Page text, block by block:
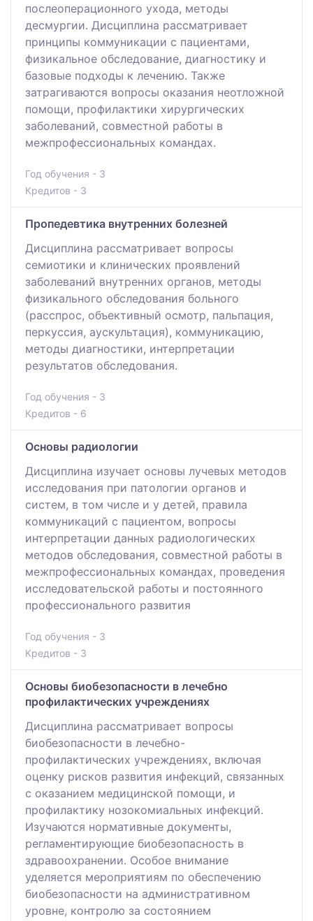
послеоперационного ухода, методы
десмургии. Дисциплина рассматривает
принципы коммуникации с пациентами,
физикальное обследование, диагностику и
базовые подходы к лечению. Также
затрагиваются вопросы оказания неотложной
помощи, профилактики хирургических
заболеваний, совместной работы в
межпрофессиональных командах.
Год обучения - 3
Кредитов - 3
Пропедевтика внутренних болезней
Дисциплина рассматривает вопросы
семиотики и клинических проявлений
заболеваний внутренних органов, методы
физикального обследования больного
(расспрос, объективный осмотр, пальпация,
перкуссия, аускультация), коммуникацию,
методы диагностики, интерпретации
результатов обследования.
Год обучения - 3
Кредитов - 6
Основы радиологии
Дисциплина изучает основы лучевых методов
исследования при патологии органов и
систем, в том числе и у детей, правила
коммуникаций с пациентом, вопросы
интерпретации данных радиологических
методов обследования, совместной работы в
межпрофессиональных командах, проведения
исследовательской работы и постоянного
профессионального развития
Год обучения - 3
Кредитов - 3
Основы биобезопасности в лечебно
профилактических учреждениях
Дисциплина рассматривает вопросы
биобезопасности в лечебно-
профилактических учреждениях, включая
оценку рисков развития инфекций, связанных
с оказанием медицинской помощи, и
профилактику нозокомиальных инфекций.
Изучаются нормативные документы,
регламентирующие биобезопасность в
здравоохранении. Особое внимание
уделяется мероприятиям по обеспечению
биобезопасности на административном
уровне, контролю за состоянием